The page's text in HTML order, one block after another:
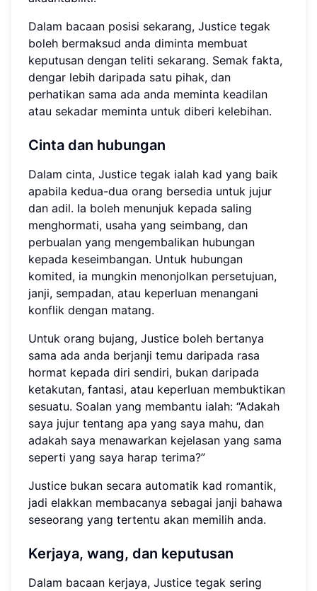
Dalam bacaan posisi sekarang, Justice tegak
boleh bermaksud anda diminta membuat
keputusan dengan teliti sekarang. Semak fakta,
dengar lebih daripada satu pihak, dan
perhatikan sama ada anda meminta keadilan
atau sekadar meminta untuk diberi kelebihan.
Cinta dan hubungan
Dalam cinta, Justice tegak ialah kad yang baik
apabila kedua-dua orang bersedia untuk jujur
dan adil. Ia boleh menunjuk kepada saling
menghormati, usaha yang seimbang, dan
perbualan yang mengembalikan hubungan
kepada keseimbangan. Untuk hubungan
komited, ia mungkin menonjolkan persetujuan,
janji, sempadan, atau keperluan menangani
konflik dengan matang.
Untuk orang bujang, Justice boleh bertanya
sama ada anda berjanji temu daripada rasa
hormat kepada diri sendiri, bukan daripada
ketakutan, fantasi, atau keperluan membuktikan
sesuatu. Soalan yang membantu ialah: “Adakah
saya jujur tentang apa yang saya mahu, dan
adakah saya menawarkan kejelasan yang sama
seperti yang saya harap terima?”
Justice bukan secara automatik kad romantik,
jadi elakkan membacanya sebagai janji bahawa
seseorang yang tertentu akan memilih anda.
Kerjaya, wang, dan keputusan
Dalam bacaan kerjaya, Justice tegak sering